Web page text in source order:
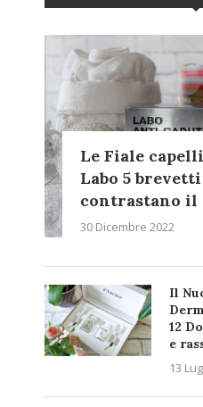
Le Fiale
Labo 5
contrastano il
30 Dicembre 2022
Il
12
e
13